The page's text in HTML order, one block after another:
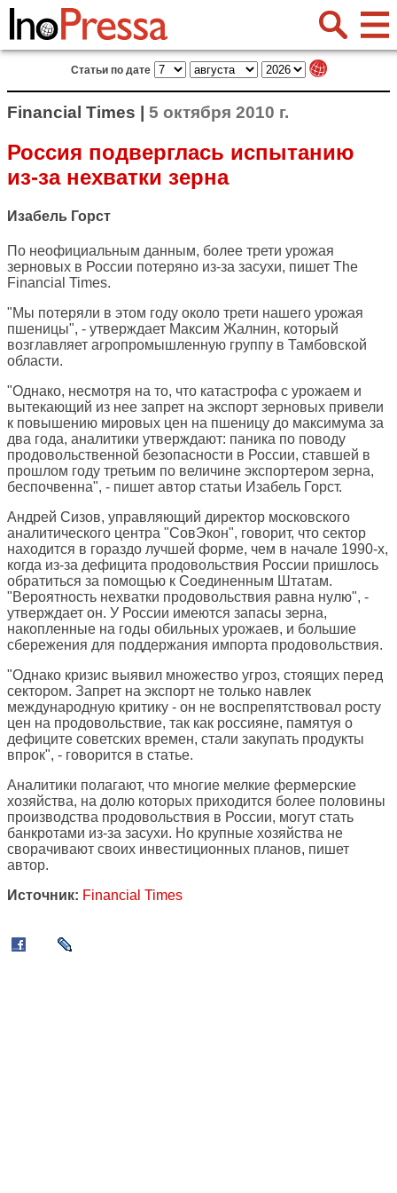
Статьи по дате
Financial Times | 5 октября 2010 г.
Россия подверглась испытанию
из-за нехватки зерна
Изабель Горст
По неофициальным данным, более трети урожая
зерновых в России потеряно из-за засухи, пишет The
Financial Times.
"Мы потеряли в этом году около трети нашего урожая
пшеницы", - утверждает Максим Жалнин, который
возглавляет агропромышленную группу в Тамбовской
области.
"Однако, несмотря на то, что катастрофа с урожаем и
вытекающий из нее запрет на экспорт зерновых привели
к повышению мировых цен на пшеницу до максимума за
два года, аналитики утверждают: паника по поводу
продовольственной безопасности в России, ставшей в
прошлом году третьим по величине экспортером зерна,
беспочвенна", - пишет автор статьи Изабель Горст.
Андрей Сизов, управляющий директор московского
аналитического центра "СовЭкон", говорит, что сектор
находится в гораздо лучшей форме, чем в начале 1990-х,
когда из-за дефицита продовольствия России пришлось
обратиться за помощью к Соединенным Штатам.
"Вероятность нехватки продовольствия равна нулю", -
утверждает он. У России имеются запасы зерна,
накопленные на годы обильных урожаев, и большие
сбережения для поддержания импорта продовольствия.
"Однако кризис выявил множество угроз, стоящих перед
сектором. Запрет на экспорт не только навлек
международную критику - он не воспрепятствовал росту
цен на продовольствие, так как россияне, памятуя о
дефиците советских времен, стали закупать продукты
впрок", - говорится в статье.
Аналитики полагают, что многие мелкие фермерские
хозяйства, на долю которых приходится более половины
производства продовольствия в России, могут стать
банкротами из-за засухи. Но крупные хозяйства не
сворачивают своих инвестиционных планов, пишет
автор.
Источник: Financial Times